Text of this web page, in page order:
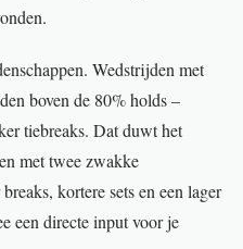
Wedstrijden met
boven de 80% holds –
tiebreaks. Dat duwt het
met twee zwakke
kortere sets en een lager
een directe input voor je